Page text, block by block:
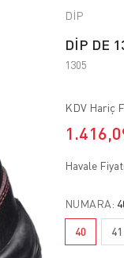
DİP
DİP DE
1305
KDV Hariç
Havale
NUMARA:
40 41